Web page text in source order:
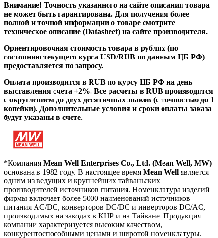
Внимание! Точность указанного на сайте описания товара
не может быть гарантирована. Для получения более
полной и точной информации о товаре смотрите
техническое описание (Datasheet) на сайте производителя.
Ориентировочная стоимость товара в рублях (по
состоянию текущего курса USD/RUB по данным ЦБ РФ)
предоставляется по запросу.
Оплата производится в RUB по курсу ЦБ РФ на день
выставления счета +2%. Все расчеты в RUB производятся
с округлением до двух десятичных знаков (с точностью до 1
копейки). Дополнительные условия и сроки оплаты заказа
будут указаны в счете.
*Компания Mean Well Enterprises Co., Ltd. (Mean Well, MW)
основана в 1982 году. В настоящее время Mean Well является
одним из ведущих и крупнейших тайваньских
производителей источников питания. Номенклатура изделий
фирмы включает более 5000 наименований источников
питания AC/DC, конверторов DC/DC и инверторов DC/AC,
производимых на заводах в КНР и на Тайване. Продукция
компании характеризуется высоким качеством,
конкурентоспособными ценами и широтой номенклатуры.